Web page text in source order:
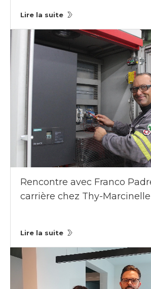
Lire la suite
Rencontre avec Franco
carrière chez Thy-Marcinelle
Lire la suite